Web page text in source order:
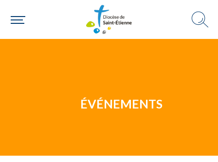
Une personne
Un mouvement
Choisir ma paroisse par commune
ÉVÉNEMENTS